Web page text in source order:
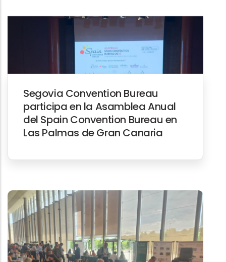
Segovia Convention Bureau
participa en la Asamblea Anual
del Spain Convention Bureau en
Las Palmas de Gran Canaria